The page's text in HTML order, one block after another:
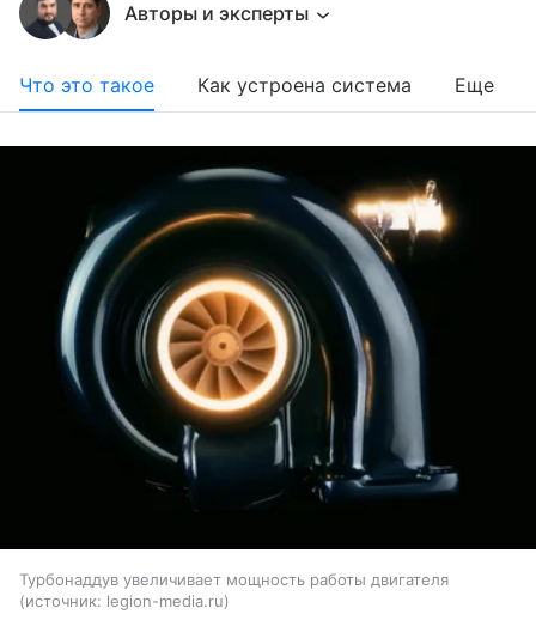
Авторы и эксперты
Что это такое Как устроена система Еще
Турбонаддув увеличивает мощность работы двигателя
источник: legion-media.ru